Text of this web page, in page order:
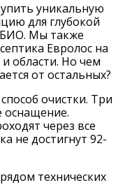
уникальную
для глубокой
БИО. Мы также
Евролос на
области. Но чем
от остальных?
очистки. Три
оснащение.
через все
не достигнут 92-
технических